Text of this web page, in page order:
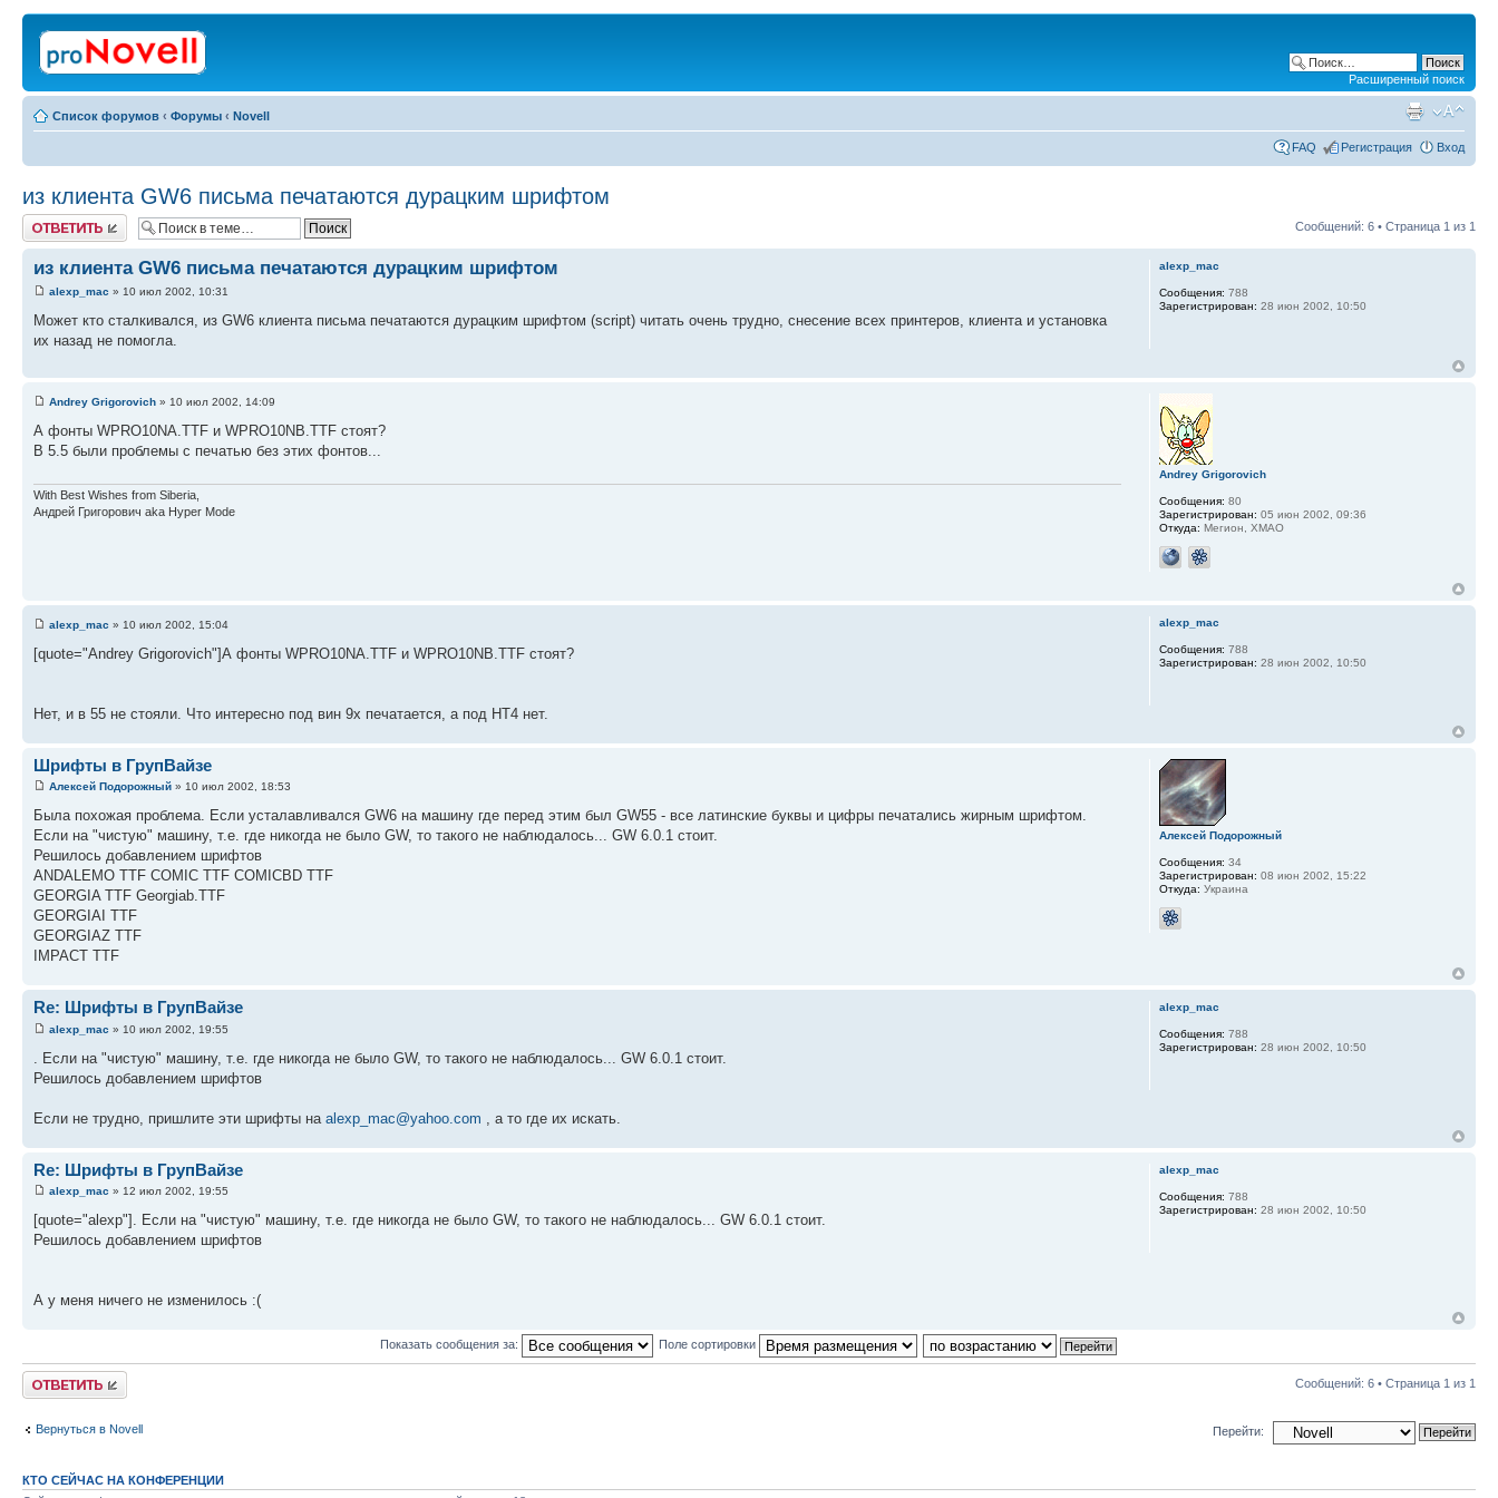
Расширенный поиск
Список форумов ‹ Форумы ‹ Novell
FAQ Регистрация Вход
из клиента GW6 письма печатаются дурацким шрифтом
Ответить Сообщений: 6 • Страница 1 из 1
из клиента GW6 письма печатаются дурацким шрифтом
alexp_mac » 10 июл 2002, 10:31
Может кто сталкивался, из GW6 клиента письма печатаются дурацким шрифтом (script) читать очень трудно, снесение всех принтеров, клиента и установка
их назад не помогла.
alexp_mac
Сообщения: 788
Зарегистрирован: 28 июн 2002, 10:50
Andrey Grigorovich » 10 июл 2002, 14:09
А фонты WPRO10NA.TTF и WPRO10NB.TTF стоят?
В 5.5 были проблемы с печатью без этих фонтов...
With Best Wishes from Siberia,
Андрей Григорович aka Hyper Mode
Andrey Grigorovich
Сообщения: 80
Зарегистрирован: 05 июн 2002, 09:36
Откуда: Мегион, ХМАО
alexp_mac » 10 июл 2002, 15:04
[quote="Andrey Grigorovich"]А фонты WPRO10NA.TTF и WPRO10NB.TTF стоят?
Нет, и в 55 не стояли. Что интересно под вин 9х печатается, а под НТ4 нет.
alexp_mac
Сообщения: 788
Зарегистрирован: 28 июн 2002, 10:50
Шрифты в ГрупВайзе
Алексей Подорожный » 10 июл 2002, 18:53
Была похожая проблема. Если усталавливался GW6 на машину где перед этим был GW55 - все латинские буквы и цифры печатались жирным шрифтом.
Если на "чистую" машину, т.е. где никогда не было GW, то такого не наблюдалось... GW 6.0.1 стоит.
Решилось добавлением шрифтов
ANDALEMO TTF COMIC TTF COMICBD TTF
GEORGIA TTF Georgiab.TTF
GEORGIAI TTF
GEORGIAZ TTF
IMPACT TTF
Алексей Подорожный
Сообщения: 34
Зарегистрирован: 08 июн 2002, 15:22
Откуда: Украина
Re: Шрифты в ГрупВайзе
alexp_mac » 10 июл 2002, 19:55
. Если на "чистую" машину, т.е. где никогда не было GW, то такого не наблюдалось... GW 6.0.1 стоит.
Решилось добавлением шрифтов
Если не трудно, пришлите эти шрифты на alexp_mac@yahoo.com , а то где их искать.
alexp_mac
Сообщения: 788
Зарегистрирован: 28 июн 2002, 10:50
Re: Шрифты в ГрупВайзе
alexp_mac » 12 июл 2002, 19:55
[quote="alexp"]. Если на "чистую" машину, т.е. где никогда не было GW, то такого не наблюдалось... GW 6.0.1 стоит.
Решилось добавлением шрифтов
А у меня ничего не изменилось :(
alexp_mac
Сообщения: 788
Зарегистрирован: 28 июн 2002, 10:50
Показать сообщения за: Поле сортировки
Ответить Сообщений: 6 • Страница 1 из 1
Вернуться в Novell Перейти:
КТО СЕЙЧАС НА КОНФЕРЕНЦИИ